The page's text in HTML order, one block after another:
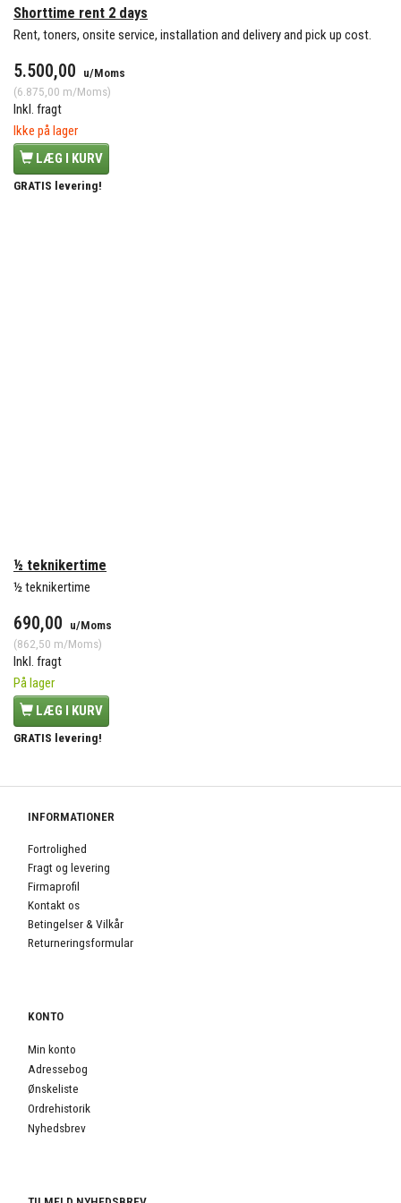
Shorttime rent 2 days
Rent, toners, onsite service, installation and delivery and pick up cost.
5.500,00
u/Moms
(6.875,00 m/Moms)
Inkl. fragt
Ikke på lager
LÆG I KURV
GRATIS levering!
½ teknikertime
½ teknikertime
690,00
u/Moms
(862,50 m/Moms)
Inkl. fragt
På lager
LÆG I KURV
GRATIS levering!
INFORMATIONER
Fortrolighed
Fragt og levering
Firmaprofil
Kontakt os
Betingelser & Vilkår
Returneringsformular
KONTO
Min konto
Adressebog
Ønskeliste
Ordrehistorik
Nyhedsbrev